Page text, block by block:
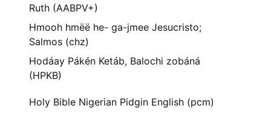
Ruth (AABPV+)
Hmooh hmëë he- ga-jmee Jesucristo;
Salmos (chz)
Hodáay Pákén Ketáb, Balochi zobáná
(HPKB)
Holy Bible Nigerian Pidgin English (pcm)